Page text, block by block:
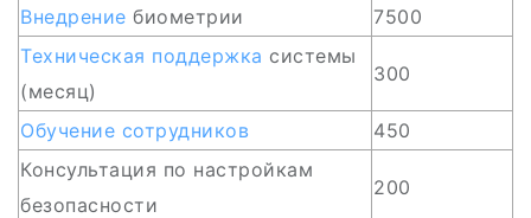
Внедрение биометрии
7500
Техническая поддержка системы
(месяц)
300
Обучение сотрудников
450
Консультация по настройкам
безопасности
200